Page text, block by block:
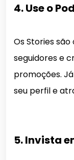
4. Use o
Os Stories
seguidores e
promoções.
seu perfil e
5. Invista